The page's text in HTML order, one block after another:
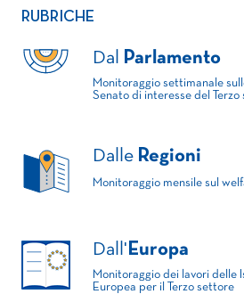
RUBRICHE
Dal Parlamento
Monitoraggio settimanale
Senato di interesse del Terzo
Dalle Regioni
Monitoraggio mensile sul
Dall' Europa
Monitoraggio dei lavori delle
Europea per il Terzo settore